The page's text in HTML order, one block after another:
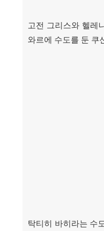
고전 그리스와 헬레
와르에 수도를 둔 쿠
탁티히 바히라는 수